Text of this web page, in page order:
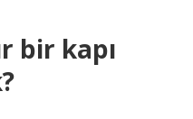
bir kapı